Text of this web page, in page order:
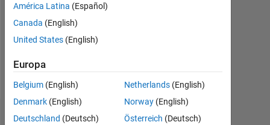
0
Follow
Nachricht
Dashboard
América Latina (Español)
Canada (English)
United States (English)
Europa
Belgium (English)
Denmark (English)
Deutschland (Deutsch)
Netherlands (English)
Norway (English)
Österreich (Deutsch)